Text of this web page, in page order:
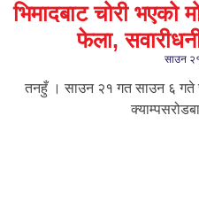
भिमादबाट चोरी
फेला,
साउन
तनहुँ । साउन २१ गत साउन ६ गते